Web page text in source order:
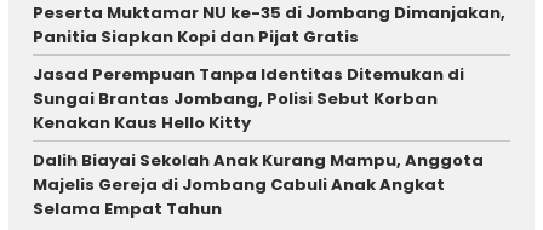
Peserta Muktamar NU ke-35 di Jombang Dimanjakan,
Panitia Siapkan Kopi dan Pijat Gratis
Jasad Perempuan Tanpa Identitas Ditemukan di
Sungai Brantas Jombang, Polisi Sebut Korban
Kenakan Kaus Hello Kitty
Dalih Biayai Sekolah Anak Kurang Mampu, Anggota
Majelis Gereja di Jombang Cabuli Anak Angkat
Selama Empat Tahun